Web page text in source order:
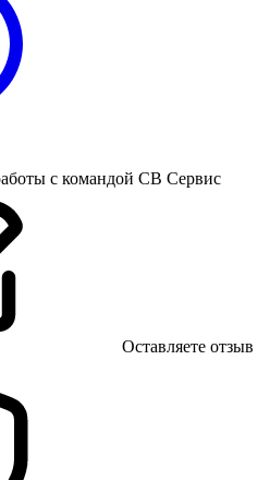
с командой СВ Сервис
Оставляете отзыв